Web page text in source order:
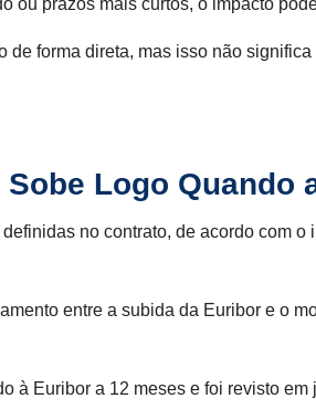
de forma direta, mas isso não
Logo Quando
no contrato, de acordo com o
entre a subida da Euribor e o
à Euribor a 12 meses e foi revisto em